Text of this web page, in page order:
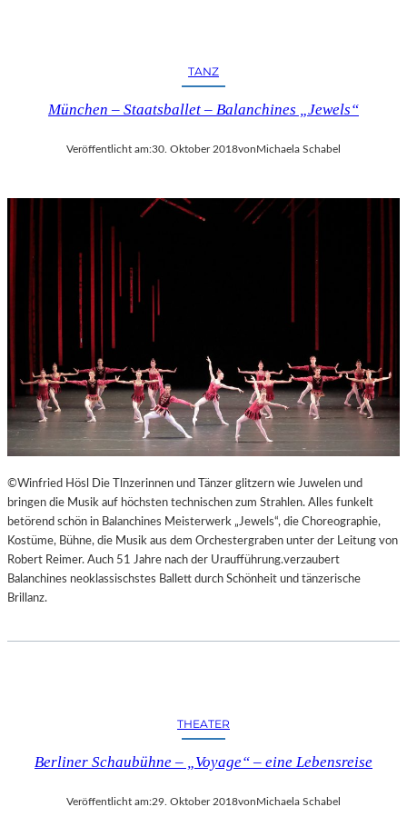
TANZ
München – Staatsballet – Balanchines „Jewels“
Veröffentlicht am:30. Oktober 2018vonMichaela Schabel
©Winfried Hösl Die Tlnzerinnen und Tänzer glitzern wie Juwelen und
bringen die Musik auf höchsten technischen zum Strahlen. Alles funkelt
betörend schön in Balanchines Meisterwerk „Jewels“, die Choreographie,
Kostüme, Bühne, die Musik aus dem Orchestergraben unter der Leitung von
Robert Reimer. Auch 51 Jahre nach der Uraufführung.verzaubert
Balanchines neoklassischstes Ballett durch Schönheit und tänzerische
Brillanz.
THEATER
Berliner Schaubühne – „Voyage“ – eine Lebensreise
Veröffentlicht am:29. Oktober 2018vonMichaela Schabel